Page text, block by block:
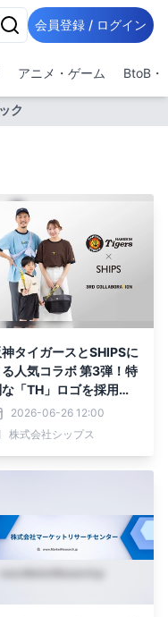
会員登録 / ログイン
アニメ・ゲーム BtoB・
ク
タイガースとSHIPSに
る人気コラボ 第3弾！特
「TH」ロゴを採用し
定コレクションを発売
2026-06-26 12:00
株式会社シップス